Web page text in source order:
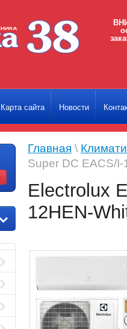
Карта сайта Новости
Главная \
Super DC EACS/
Electrolux
12HEN-